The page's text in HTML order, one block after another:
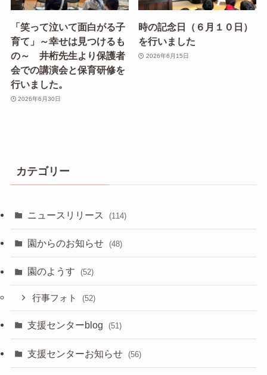
「笑って泣いて面白がる子
育て」～幸せは見つけるも
の～ 井桁先生より保護者
会での講演会と保育研修を
行いました。
2026年6月30日
時の記念日（６月１０日）
を行いました
2026年6月15日
カテゴリー
ニュースリリース (114)
園からのお知らせ (48)
園のようす (52)
行事フォト (52)
支援センターblog (51)
支援センターお知らせ (56)